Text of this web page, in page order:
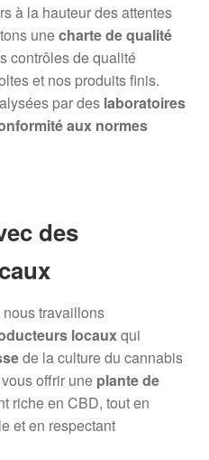
à la hauteur des attentes
unecharte de qualité
contrôles de qualité
et nos produits finis.
par des laboratoires
aux normes
des
nous travaillons
locauxqui
de la culture du cannabis
offrir une plante de
riche en CBD, tout en
et en respectant